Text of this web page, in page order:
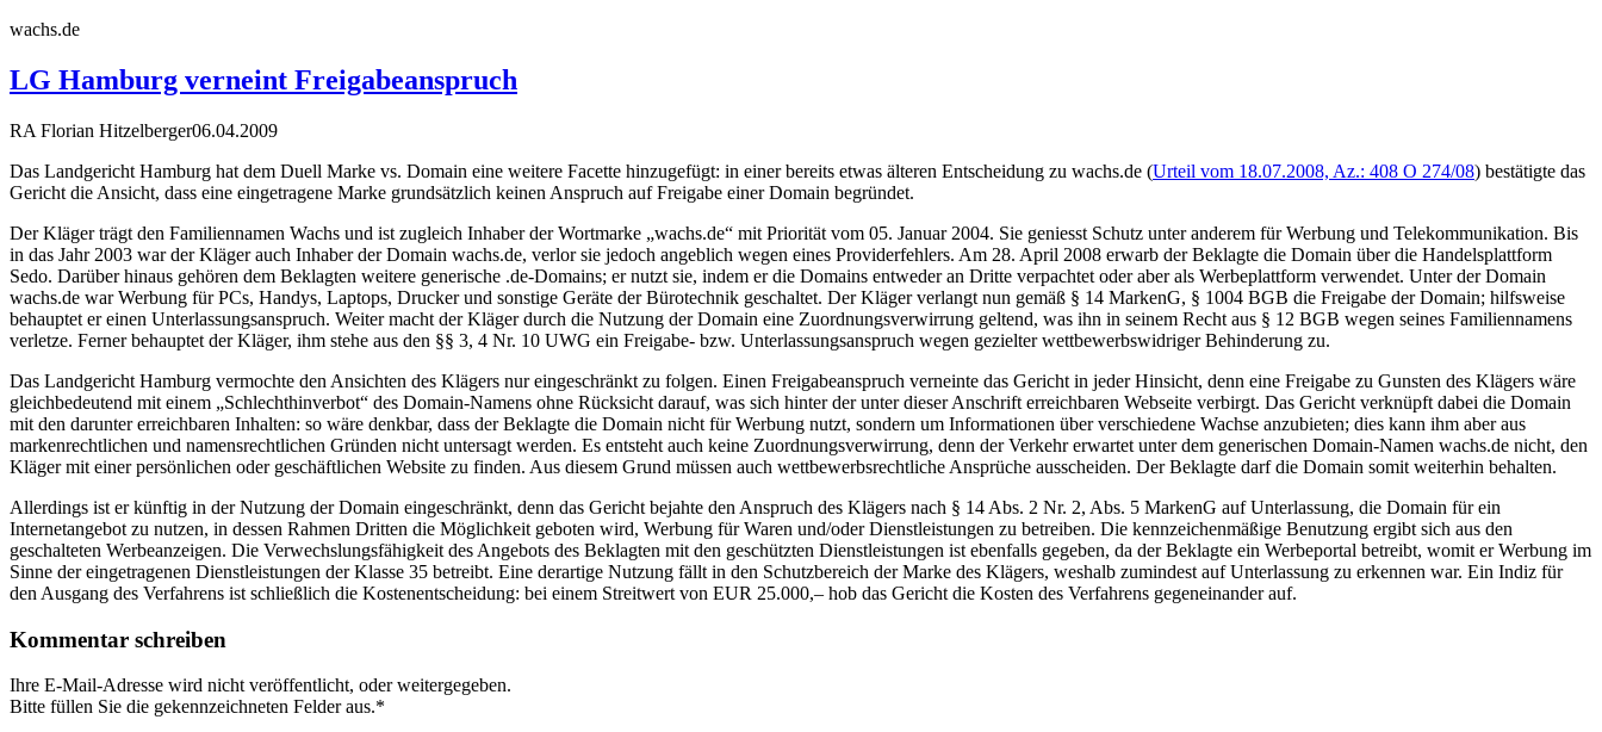
wachs.de
LG Hamburg verneint Freigabeanspruch
RA Florian Hitzelberger06.04.2009
Das Landgericht Hamburg hat dem Duell Marke vs. Domain eine weitere Facette hinzugefügt: in einer bereits etwas älteren Entscheidung zu wachs.de (Urteil vom 18.07.2008, Az.: 408 O 274/08) bestätigte das
Gericht die Ansicht, dass eine eingetragene Marke grundsätzlich keinen Anspruch auf Freigabe einer Domain begründet.
Der Kläger trägt den Familiennamen Wachs und ist zugleich Inhaber der Wortmarke „wachs.de“ mit Priorität vom 05. Januar 2004. Sie geniesst Schutz unter anderem für Werbung und Telekommunikation. Bis
in das Jahr 2003 war der Kläger auch Inhaber der Domain wachs.de, verlor sie jedoch angeblich wegen eines Providerfehlers. Am 28. April 2008 erwarb der Beklagte die Domain über die Handelsplattform
Sedo. Darüber hinaus gehören dem Beklagten weitere generische .de-Domains; er nutzt sie, indem er die Domains entweder an Dritte verpachtet oder aber als Werbeplattform verwendet. Unter der Domain
wachs.de war Werbung für PCs, Handys, Laptops, Drucker und sonstige Geräte der Bürotechnik geschaltet. Der Kläger verlangt nun gemäß § 14 MarkenG, § 1004 BGB die Freigabe der Domain; hilfsweise
behauptet er einen Unterlassungsanspruch. Weiter macht der Kläger durch die Nutzung der Domain eine Zuordnungsverwirrung geltend, was ihn in seinem Recht aus § 12 BGB wegen seines Familiennamens
verletze. Ferner behauptet der Kläger, ihm stehe aus den §§ 3, 4 Nr. 10 UWG ein Freigabe- bzw. Unterlassungsanspruch wegen gezielter wettbewerbswidriger Behinderung zu.
Das Landgericht Hamburg vermochte den Ansichten des Klägers nur eingeschränkt zu folgen. Einen Freigabeanspruch verneinte das Gericht in jeder Hinsicht, denn eine Freigabe zu Gunsten des Klägers wäre
gleichbedeutend mit einem „Schlechthinverbot“ des Domain-Namens ohne Rücksicht darauf, was sich hinter der unter dieser Anschrift erreichbaren Webseite verbirgt. Das Gericht verknüpft dabei die Domain
mit den darunter erreichbaren Inhalten: so wäre denkbar, dass der Beklagte die Domain nicht für Werbung nutzt, sondern um Informationen über verschiedene Wachse anzubieten; dies kann ihm aber aus
markenrechtlichen und namensrechtlichen Gründen nicht untersagt werden. Es entsteht auch keine Zuordnungsverwirrung, denn der Verkehr erwartet unter dem generischen Domain-Namen wachs.de nicht, den
Kläger mit einer persönlichen oder geschäftlichen Website zu finden. Aus diesem Grund müssen auch wettbewerbsrechtliche Ansprüche ausscheiden. Der Beklagte darf die Domain somit weiterhin behalten.
Allerdings ist er künftig in der Nutzung der Domain eingeschränkt, denn das Gericht bejahte den Anspruch des Klägers nach § 14 Abs. 2 Nr. 2, Abs. 5 MarkenG auf Unterlassung, die Domain für ein
Internetangebot zu nutzen, in dessen Rahmen Dritten die Möglichkeit geboten wird, Werbung für Waren und/oder Dienstleistungen zu betreiben. Die kennzeichenmäßige Benutzung ergibt sich aus den
geschalteten Werbeanzeigen. Die Verwechslungsfähigkeit des Angebots des Beklagten mit den geschützten Dienstleistungen ist ebenfalls gegeben, da der Beklagte ein Werbeportal betreibt, womit er Werbung im
Sinne der eingetragenen Dienstleistungen der Klasse 35 betreibt. Eine derartige Nutzung fällt in den Schutzbereich der Marke des Klägers, weshalb zumindest auf Unterlassung zu erkennen war. Ein Indiz für
den Ausgang des Verfahrens ist schließlich die Kostenentscheidung: bei einem Streitwert von EUR 25.000,– hob das Gericht die Kosten des Verfahrens gegeneinander auf.
Kommentar schreiben
Ihre E-Mail-Adresse wird nicht veröffentlicht, oder weitergegeben.
Bitte füllen Sie die gekennzeichneten Felder aus.*